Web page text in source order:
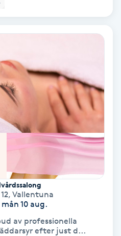
, Vallentuna
10 aug.
av professionella
efter just d...